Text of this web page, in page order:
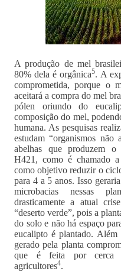
A produção de mel
80% dela é orgânica5. A
comprometida, porque o
aceitará a compra do mel
pólen oriundo do
composição do mel,
humana. As pesquisas
estudam “organismos
abelhas que produzem
H421, como é chamado a
como objetivo reduzir o
para 4 a 5 anos. Isso
microbacias nessas
drasticamente a atual
“deserto verde”, pois a
do solo e não há espaço
eucalipto é plantado. Além
gerado pela planta
que é feita por cerca
agricultores4.